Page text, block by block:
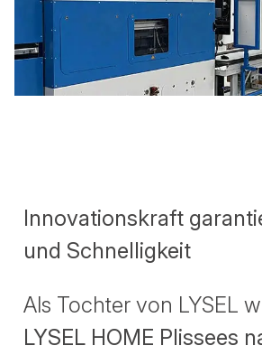
Innovationskraft
und Schnelligkeit
Als Tochter von LYSEL
LYSEL HOME Plissees